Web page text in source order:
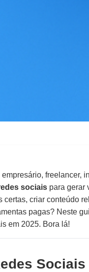
freelancer,
sociais para gerar
certas, criar conteúdo
pagas? Neste
em 2025. Bora lá!